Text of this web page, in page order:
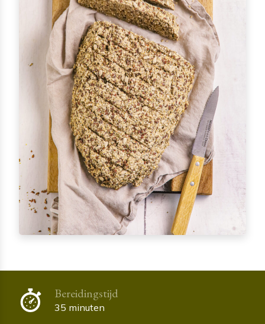
Bereidingstijd
35 minuten